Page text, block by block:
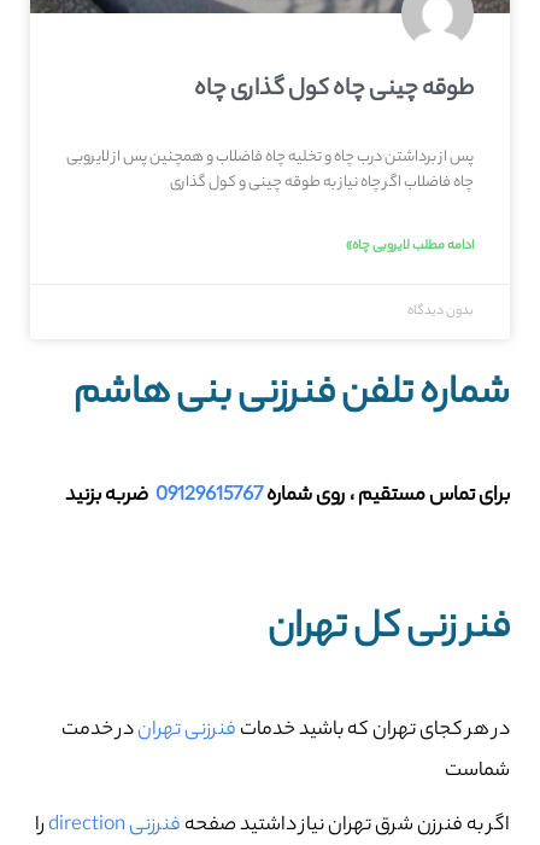
طوقه چینی چاه کول گذاری چاه
پس از برداشتن درب چاه و تخلیه چاه فاضلاب و همچنین پس از لایروبی
چاه فاضلاب اگر چاه نیاز به طوقه چینی و کول گذاری
ادامه مطلب لایروبی چاه»
بدون دیدگاه
شماره تلفن فنرزنی بنی هاشم
برای تماس مستقیم ، روی شماره09129615767 ضربه بزنید
فنر زنی کل تهران
در هر کجای تهران که باشید خدماتفنرزنی تهراندر خدمت
شماست
اگر به فنرزن شرق تهران نیاز داشتید صفحهفنرزنی direction
را